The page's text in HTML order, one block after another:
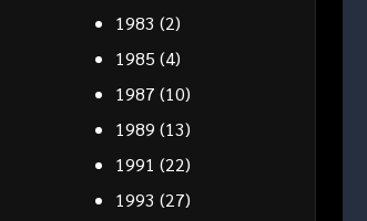
1983 (2)
1985 (4)
1987 (10)
1989 (13)
1991 (22)
1993 (27)